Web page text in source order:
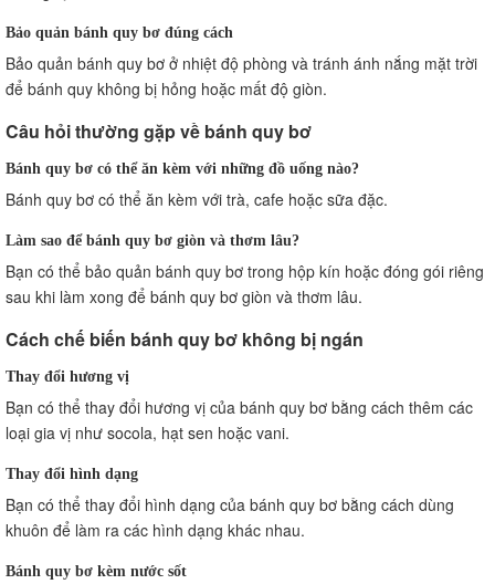
Bảo quản bánh quy bơ đúng cách
Bảo quản bánh quy bơ ở nhiệt độ phòng và tránh ánh nắng mặt trời
để bánh quy không bị hỏng hoặc mất độ giòn.
Câu hỏi thường gặp về bánh quy bơ
Bánh quy bơ có thể ăn kèm với những đồ uống nào?
Bánh quy bơ có thể ăn kèm với trà, cafe hoặc sữa đặc.
Làm sao để bánh quy bơ giòn và thơm lâu?
Bạn có thể bảo quản bánh quy bơ trong hộp kín hoặc đóng gói riêng
sau khi làm xong để bánh quy bơ giòn và thơm lâu.
Cách chế biến bánh quy bơ không bị ngán
Thay đổi hương vị
Bạn có thể thay đổi hương vị của bánh quy bơ bằng cách thêm các
loại gia vị như socola, hạt sen hoặc vani.
Thay đổi hình dạng
Bạn có thể thay đổi hình dạng của bánh quy bơ bằng cách dùng
khuôn để làm ra các hình dạng khác nhau.
Bánh quy bơ kèm nước sốt